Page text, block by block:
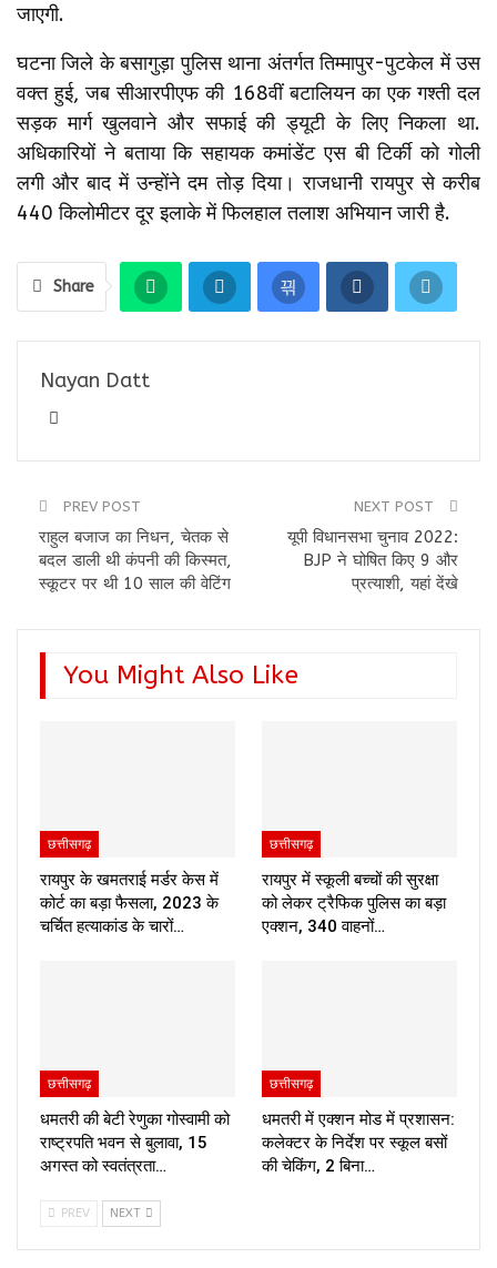
जाएगी.
घटना जिले के बसागुड़ा पुलिस थाना अंतर्गत तिम्मापुर-पुटकेल में उस
वक्त हुई, जब सीआरपीएफ की 168वीं बटालियन का एक गश्ती दल
सड़क मार्ग खुलवाने और सफाई की ड्यूटी के लिए निकला था.
अधिकारियों ने बताया कि सहायक कमांडेंट एस बी टिर्की को गोली
लगी और बाद में उन्होंने दम तोड़ दिया। राजधानी रायपुर से करीब
440 किलोमीटर दूर इलाके में फिलहाल तलाश अभियान जारी है.
Share
Nayan Datt
PREV POST
राहुल बजाज का निधन, चेतक से
बदल डाली थी कंपनी की किस्मत,
स्कूटर पर थी 10 साल की वेटिंग
NEXT POST
यूपी विधानसभा चुनाव 2022:
BJP ने घोषित किए 9 और
प्रत्याशी, यहां देंखे
You Might Also Like
छत्तीसगढ़
रायपुर के खमतराई मर्डर केस में
कोर्ट का बड़ा फैसला, 2023 के
चर्चित हत्याकांड के चारों…
छत्तीसगढ़
रायपुर में स्कूली बच्चों की सुरक्षा
को लेकर ट्रैफिक पुलिस का बड़ा
एक्शन, 340 वाहनों…
छत्तीसगढ़
धमतरी की बेटी रेणुका गोस्वामी को
राष्ट्रपति भवन से बुलावा, 15
अगस्त को स्वतंत्रता…
छत्तीसगढ़
धमतरी में एक्शन मोड में प्रशासन:
कलेक्टर के निर्देश पर स्कूल बसों
की चेकिंग, 2 बिना…
PREV NEXT